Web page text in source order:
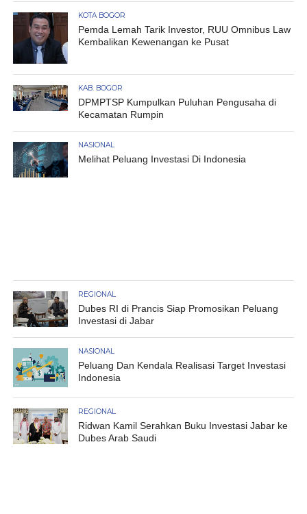
KOTA BOGOR
Pemda Lemah Tarik Investor, RUU Omnibus Law
Kembalikan Kewenangan ke Pusat
KAB. BOGOR
DPMPTSP Kumpulkan Puluhan Pengusaha di
Kecamatan Rumpin
NASIONAL
Melihat Peluang Investasi Di Indonesia
REGIONAL
Dubes RI di Prancis Siap Promosikan Peluang
Investasi di Jabar
NASIONAL
Peluang Dan Kendala Realisasi Target Investasi
Indonesia
REGIONAL
Ridwan Kamil Serahkan Buku Investasi Jabar ke
Dubes Arab Saudi